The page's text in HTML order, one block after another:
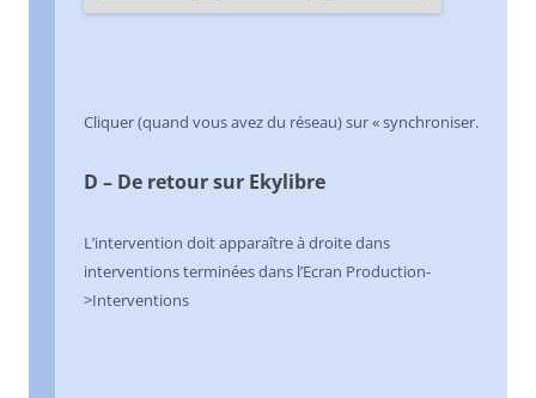
Cliquer (quand vous avez du réseau) sur « synchroniser.
D – De retour sur Ekylibre
L’intervention doit apparaître à droite dans
interventions terminées dans l’Ecran Production-
>Interventions